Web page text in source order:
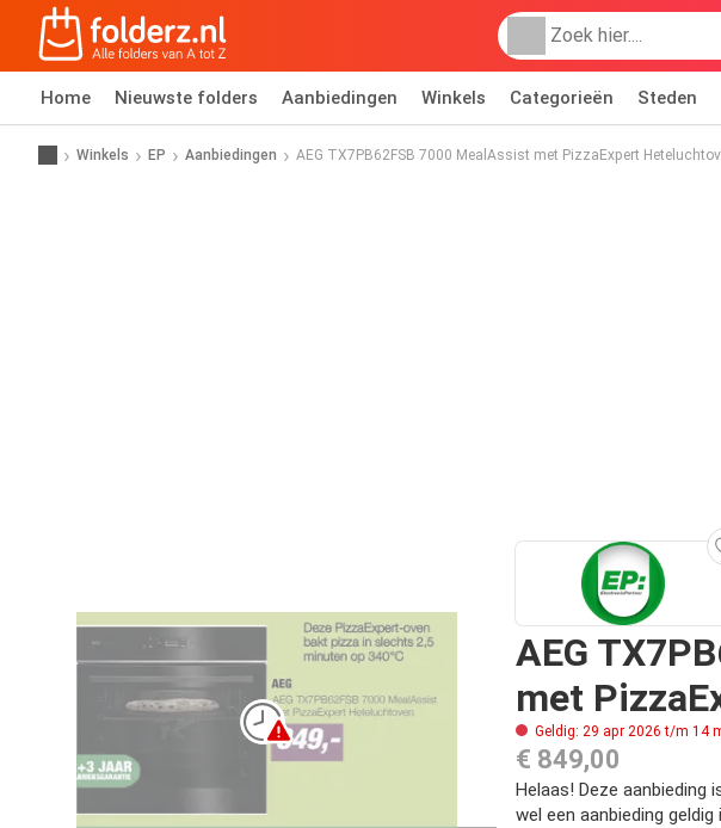
Home Nieuwste folders Aanbiedingen Winkels Categorieën Steden
Winkels EP Aanbiedingen AEG TX7PB62FSB 7000 MealAssist met PizzaExpert
AEG
met
Geldig: 29 apr 2026 t/m 14
€ 849,00
Helaas! Deze aanbieding
wel een aanbieding